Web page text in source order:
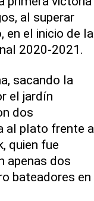
al superar
, en el inicio de la
2020-2021.
sacando la
el jardín
dos
al plato frente a
quien fue
apenas dos
bateadores en